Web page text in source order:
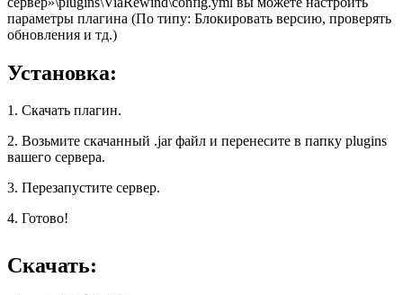
параметры плагина (По типу: Блокировать версию, проверять
обновления и тд.)
Установка:
1. Скачать плагин.
2. Возьмите скачанный .jar файл и перенесите в папку plugins
вашего сервера.
3. Перезапустите сервер.
4. Готово!
Скачать: